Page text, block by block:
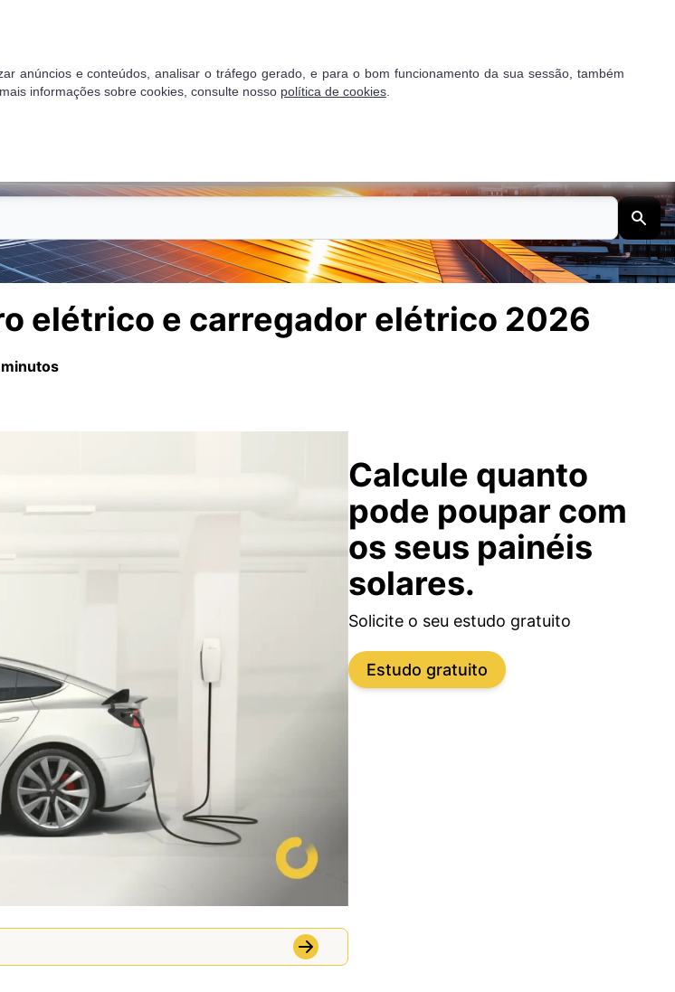
elétrico e carregador elétrico 2026
Calcule quanto
pode poupar com
os seus painéis
solares.
Solicite o seu estudo gratuito
Estudo gratuito
anúncios e conteúdos, analisar o tráfego gerado, e para o bom funcionamento da sua sessão, também
informações sobre cookies, consulte nosso política de cookies.